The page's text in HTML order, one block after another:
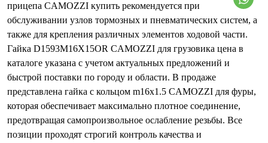
прицепа CAMOZZI купить рекомендуется при
обслуживании узлов тормозных и пневматических систем, а
также для крепления различных элементов ходовой части.
Гайка D1593M16X15OR CAMOZZI для грузовика цена в
каталоге указана с учетом актуальных предложений и
быстрой поставки по городу и области. В продаже
представлена гайка с кольцом m16x1.5 CAMOZZI для фуры,
которая обеспечивает максимально плотное соединение,
предотвращая самопроизвольное ослабление резьбы. Все
позиции проходят строгий контроль качества и